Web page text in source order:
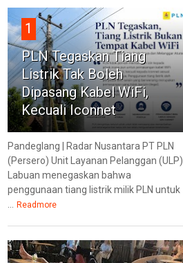
1
PLN Tegaskan Tiang
Listrik Tak Boleh
Dipasang Kabel WiFi,
Kecuali Iconnet
Pandeglang | Radar Nusantara PT PLN
(Persero) Unit Layanan Pelanggan (ULP)
Labuan menegaskan bahwa
penggunaan tiang listrik milik PLN untuk
Readmore